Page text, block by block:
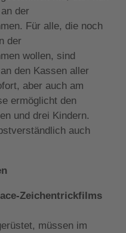
der
Für alle, die noch
der
wollen, sind
den Kassen aller
aber auch am
ermöglicht den
und drei Kindern.
auch
Zeichentrickfilms
müssen im